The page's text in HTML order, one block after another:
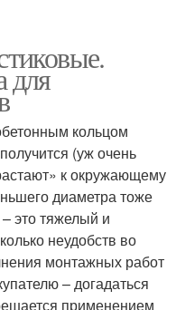
для
кольцом
(уж очень
к окружающему
диаметра тоже
это тяжелый и
неудобств во
монтажных работ
– догадаться
применением